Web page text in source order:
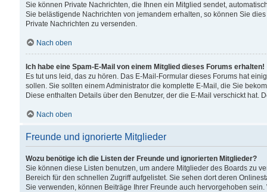
Sie können Private Nachrichten, die Ihnen ein Mitglied sendet,
Sie belästigende Nachrichten von jemandem erhalten, so können Sie
Private Nachrichten zu versenden.
Nach oben
Ich habe eine Spam-E-Mail von einem Mitglied dieses Forums erhalten!
Es tut uns leid, das zu hören. Das E-Mail-Formular dieses Forums hat
sollen. Sie sollten einem Administrator die komplette E-Mail, die Sie
Diese enthalten Details über den Benutzer, der die E-Mail verschickt hat.
Nach oben
Freunde und ignorierte Mitglieder
Wozu benötige ich die Listen der Freunde und ignorierten Mitglieder?
Sie können diese Listen benutzen, um andere Mitglieder des Boards zu
Bereich für den schnellen Zugriff aufgelistet. Sie sehen dort deren
Sie verwenden, können Beiträge Ihrer Freunde auch hervorgehoben